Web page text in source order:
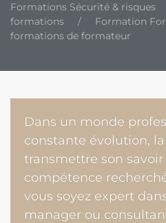
Formations Sécurité & risques
formations
Formation
formations de formateur
Dans un monde
constante évolution,
transmettre son
compétence
vous soyez expert
manager ou